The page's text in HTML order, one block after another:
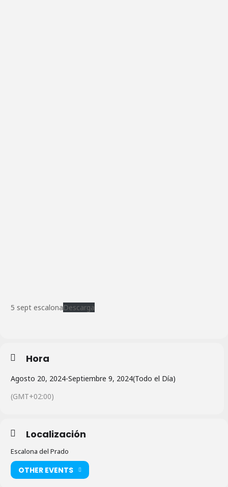
5 sept escalonaDescarga
Hora
Agosto 20, 2024-Septiembre 9, 2024(Todo el Día)
(GMT+02:00)
Localización
Escalona del Prado
OTHER EVENTS